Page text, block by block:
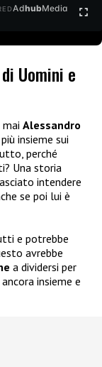
AdhubMedia
Uomini e
Alessandro
insieme sui
perché
Una storia
intendere
se poi lui è
e potrebbe
avrebbe
a dividersi per
insieme e